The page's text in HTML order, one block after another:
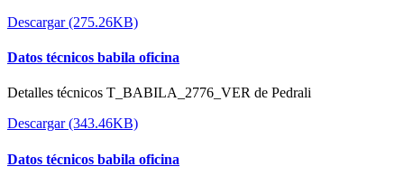
Descargar (275.26KB)
Datos técnicos babila oficina
Detalles técnicos T_BABILA_2776_VER de Pedrali
Descargar (343.46KB)
Datos técnicos babila oficina